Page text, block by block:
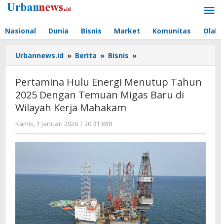
Lewati
Nasional Dunia Bisnis Market Komunitas
Urbannews.id » Berita » Bisnis »
Hulu
Menutup
Tahun
Migas
Baru
di
Wilayah
Kerja
Mahakam
Pertamina Hulu Energi Menutup Tahun
2025 Dengan Temuan Migas Baru di
Wilayah Kerja Mahakam
Kamis, 1 Januari 2026 | 20:31 WIB
Editor